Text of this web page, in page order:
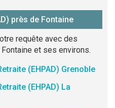
près de Fontaine
requête avec des
et ses environs.
(EHPAD) Grenoble
(EHPAD) La